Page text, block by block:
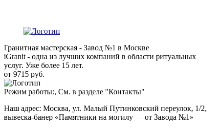
Гранитная мастерская - Завод №1 в Москве
iGranit - одна из лучших компаний в области ритуальных
услуг. Уже более 15 лет.
от 9715 руб.
Режим работы:, См. в разделе "Контакты"
Наш адрес: Москва, ул. Малый Путинковский переулок, 1/2,
вывеска-банер «Памятники на могилу — от Завода №1»